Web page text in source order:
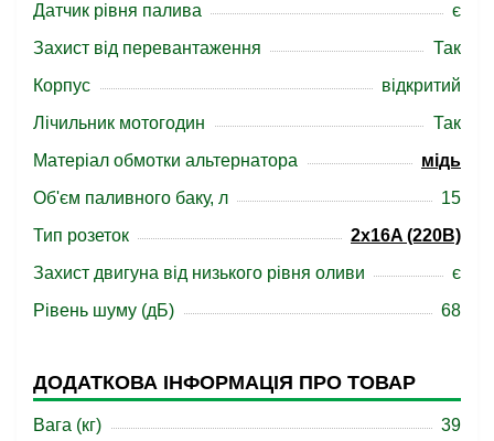
Датчик рівня палива
є
Захист від перевантаження
Так
Корпус
відкритий
Лічильник мотогодин
Так
Матеріал обмотки альтернатора
мідь
Об'єм паливного баку, л
15
Тип розеток
2x16A (220В)
Захист двигуна від низького рівня оливи
є
Рівень шуму (дБ)
68
ДОДАТКОВА ІНФОРМАЦІЯ ПРО ТОВАР
Вага (кг)
39